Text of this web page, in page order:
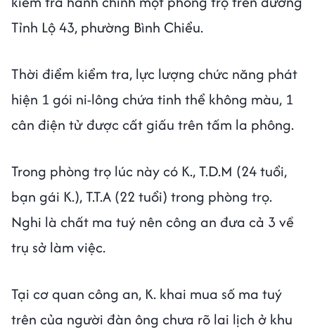
Tỉnh Lộ 43, phường Bình Chiểu.
Thời điểm kiểm tra, lực lượng chức năng phát
hiện 1 gói ni-lông chứa tinh thể không màu, 1
cân điện tử được cất giấu trên tấm la phông.
Trong phòng trọ lúc này có K., T.D.M (24 tuổi,
bạn gái K.), T.T.A (22 tuổi) trong phòng trọ.
Nghi là chất ma tuý nên công an đưa cả 3 về
trụ sở làm việc.
Tại cơ quan công an, K. khai mua số ma tuý
trên của người đàn ông chưa rõ lai lịch ở khu